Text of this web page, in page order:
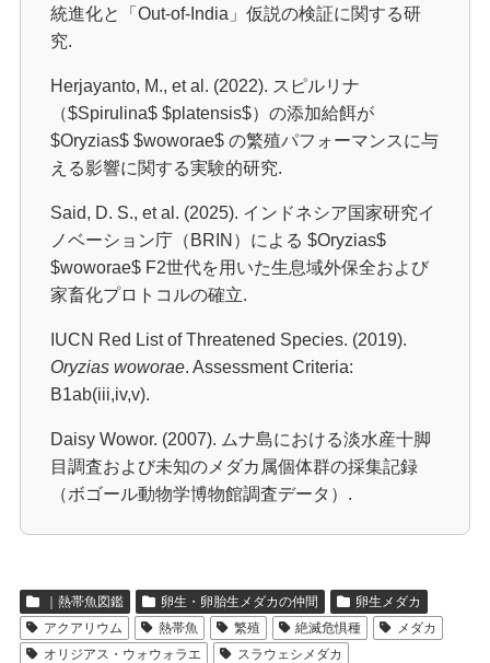
統進化と「Out-of-India」仮説の検証に関する研
究.
Herjayanto, M., et al. (2022). スピルリナ
（$Spirulina$ $platensis$）の添加給餌が
$Oryzias$ $woworae$ の繁殖パフォーマンスに与
える影響に関する実験的研究.
Said, D. S., et al. (2025). インドネシア国家研究イ
ノベーション庁（BRIN）による $Oryzias$
$woworae$ F2世代を用いた生息域外保全および
家畜化プロトコルの確立.
IUCN Red List of Threatened Species. (2019).
Oryzias woworae. Assessment Criteria:
B1ab(iii,iv,v).
Daisy Wowor. (2007). ムナ島における淡水産十脚
目調査および未知のメダカ属個体群の採集記録
（ボゴール動物学博物館調査データ）.
｜熱帯魚図鑑 卵生・卵胎生メダカの仲間
卵生メダカ
アクアリウム
熱帯魚 繁殖 絶滅危惧種
メダカ
オリジアス・ウォウォラエ
スラウェシメダカ